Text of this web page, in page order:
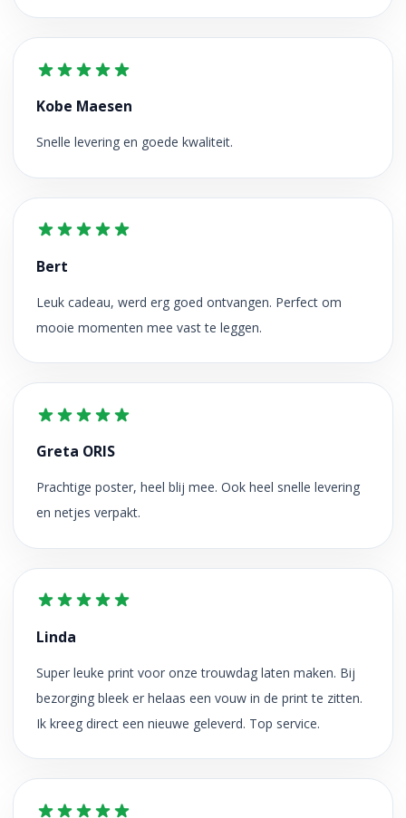
Kobe Maesen
Snelle levering en goede kwaliteit.
Bert
Leuk cadeau, werd erg goed ontvangen. Perfect om
mooie momenten mee vast te leggen.
Greta ORIS
Prachtige poster, heel blij mee. Ook heel snelle levering
en netjes verpakt.
Linda
Super leuke print voor onze trouwdag laten maken. Bij
bezorging bleek er helaas een vouw in de print te zitten.
Ik kreeg direct een nieuwe geleverd. Top service.